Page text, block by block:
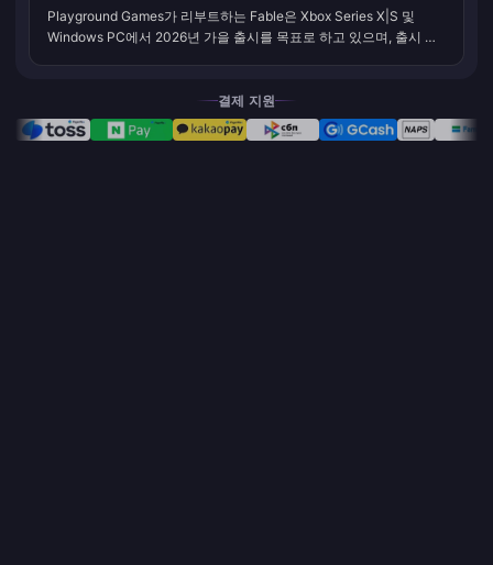
Playground Games가 리부트하는 Fable은 Xbox Series X|S 및
Windows PC에서 2026년 가을 출시를 목표로 하고 있으며, 출시 당
정된 구체적인 달력 날짜는 없으므...
결제 지원